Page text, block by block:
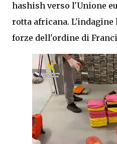
hashish verso l'Unione
rotta africana. L'indagine
forze dell'ordine di